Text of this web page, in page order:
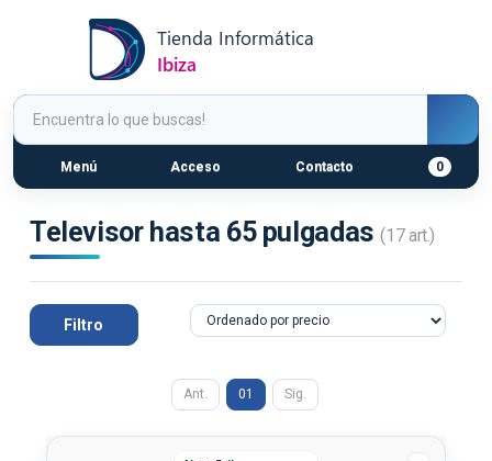
Menú Acceso Contacto 0
Televisor hasta 65 pulgadas(17 art.)
Filtro
Ant. 01 Sig.